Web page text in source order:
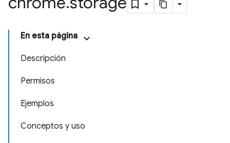
En esta página
Descripción
Permisos
Ejemplos
Conceptos y uso